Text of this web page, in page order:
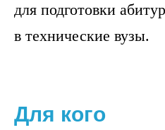
для подготовки
в технические вузы.
Для кого